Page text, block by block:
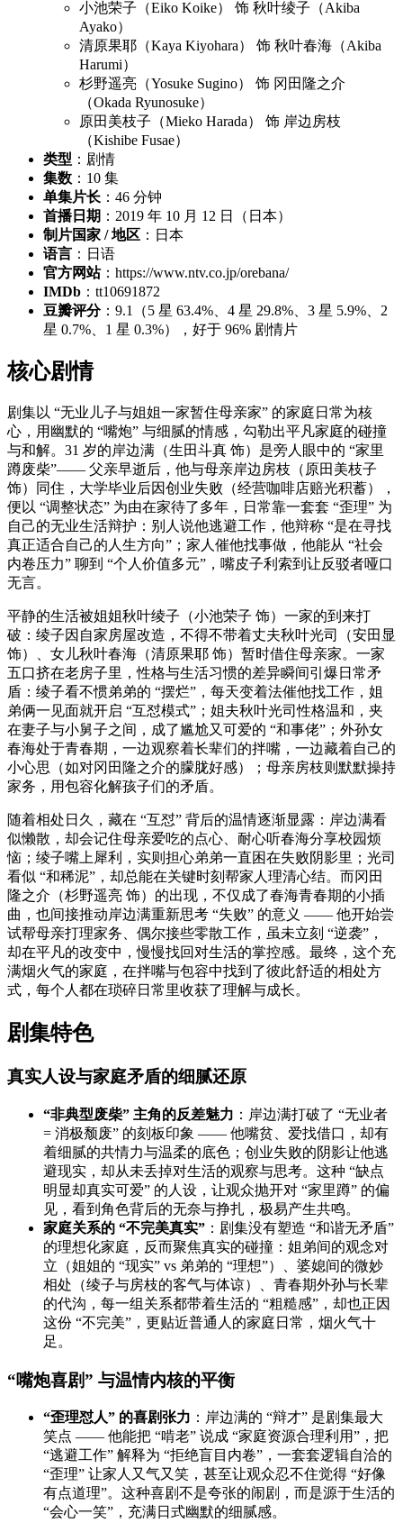
小池荣子（Eiko Koike） 饰 秋叶绫子（Akiba
Ayako）
清原果耶（Kaya Kiyohara） 饰 秋叶春海（Akiba
Harumi）
杉野遥亮（Yosuke Sugino） 饰 冈田隆之介
（Okada Ryunosuke）
原田美枝子（Mieko Harada） 饰 岸边房枝
（Kishibe Fusae）
类型 ：剧情
集数 ：10 集
单集片长 ：46 分钟
首播日期 ：2019 年 10 月 12 日（日本）
制片国家 / 地区 ：日本
语言 ：日语
官方网站：https://www.ntv.co.jp/orebana/
IMDb ：tt10691872
豆瓣评分：9.1（5 星 63.4%、4 星 29.8%、3 星 5.9%、2
星 0.7%、1 星 0.3%），好于 96% 剧情片
核心剧情
剧集以 “无业儿子与姐姐一家暂住母亲家” 的家庭日常为核
心，用幽默的 “嘴炮” 与细腻的情感，勾勒出平凡家庭的碰撞
与和解。31 岁的岸边满（生田斗真 饰）是旁人眼中的 “家里
蹲废柴”—— 父亲早逝后，他与母亲岸边房枝（原田美枝子
饰）同住，大学毕业后因创业失败（经营咖啡店赔光积蓄），
便以 “调整状态” 为由在家待了多年，日常靠一套套 “歪理” 为
自己的无业生活辩护：别人说他逃避工作，他辩称 “是在寻找
真正适合自己的人生方向”；家人催他找事做，他能从 “社会
内卷压力” 聊到 “个人价值多元”，嘴皮子利索到让反驳者哑口
无言。
平静的生活被姐姐秋叶绫子（小池荣子 饰）一家的到来打
破：绫子因自家房屋改造，不得不带着丈夫秋叶光司（安田显
饰）、女儿秋叶春海（清原果耶 饰）暂时借住母亲家。一家
五口挤在老房子里，性格与生活习惯的差异瞬间引爆日常矛
盾：绫子看不惯弟弟的 “摆烂”，每天变着法催他找工作，姐
弟俩一见面就开启 “互怼模式”；姐夫秋叶光司性格温和，夹
在妻子与小舅子之间，成了尴尬又可爱的 “和事佬”；外孙女
春海处于青春期，一边观察着长辈们的拌嘴，一边藏着自己的
小心思（如对冈田隆之介的朦胧好感）；母亲房枝则默默操持
家务，用包容化解孩子们的矛盾。
随着相处日久，藏在 “互怼” 背后的温情逐渐显露：岸边满看
似懒散，却会记住母亲爱吃的点心、耐心听春海分享校园烦
恼；绫子嘴上犀利，实则担心弟弟一直困在失败阴影里；光司
看似 “和稀泥”，却总能在关键时刻帮家人理清心结。而冈田
隆之介（杉野遥亮 饰）的出现，不仅成了春海青春期的小插
曲，也间接推动岸边满重新思考 “失败” 的意义 —— 他开始尝
试帮母亲打理家务、偶尔接些零散工作，虽未立刻 “逆袭”，
却在平凡的改变中，慢慢找回对生活的掌控感。最终，这个充
满烟火气的家庭，在拌嘴与包容中找到了彼此舒适的相处方
式，每个人都在琐碎日常里收获了理解与成长。
剧集特色
真实人设与家庭矛盾的细腻还原
“非典型废柴” 主角的反差魅力 ：岸边满打破了 “无业者
= 消极颓废” 的刻板印象 —— 他嘴贫、爱找借口，却有
着细腻的共情力与温柔的底色；创业失败的阴影让他逃
避现实，却从未丢掉对生活的观察与思考。这种 “缺点
明显却真实可爱” 的人设，让观众抛开对 “家里蹲” 的偏
见，看到角色背后的无奈与挣扎，极易产生共鸣。
家庭关系的 “不完美真实” ：剧集没有塑造 “和谐无矛盾”
的理想化家庭，反而聚焦真实的碰撞：姐弟间的观念对
立（姐姐的 “现实” vs 弟弟的 “理想”）、婆媳间的微妙
相处（绫子与房枝的客气与体谅）、青春期外孙与长辈
的代沟，每一组关系都带着生活的 “粗糙感”，却也正因
这份 “不完美”，更贴近普通人的家庭日常，烟火气十
足。
“嘴炮喜剧” 与温情内核的平衡
“歪理怼人” 的喜剧张力 ：岸边满的 “辩才” 是剧集最大
笑点 —— 他能把 “啃老” 说成 “家庭资源合理利用”，把
“逃避工作” 解释为 “拒绝盲目内卷”，一套套逻辑自洽的
“歪理” 让家人又气又笑，甚至让观众忍不住觉得 “好像
有点道理”。这种喜剧不是夸张的闹剧，而是源于生活的
“会心一笑”，充满日式幽默的细腻感。